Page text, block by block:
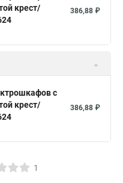
крест/
386,88 ₽
с
крест/
386,88 ₽
1